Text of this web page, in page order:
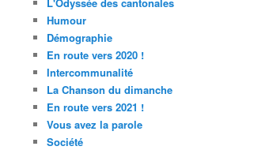
Humour
Démographie
En route vers 2020 !
Intercommunalité
La Chanson du dimanche
En route vers 2021 !
Vous avez la parole
Société